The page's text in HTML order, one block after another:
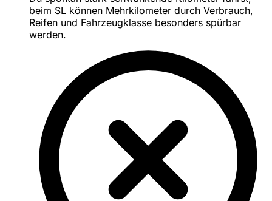
beim SL können Mehrkilometer durch Verbrauch,
Reifen und Fahrzeugklasse besonders spürbar
werden.